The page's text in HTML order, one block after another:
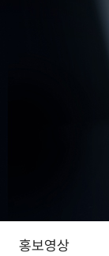
홍보영상